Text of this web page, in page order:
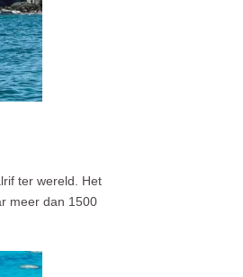
ter wereld. Het
meer dan 1500